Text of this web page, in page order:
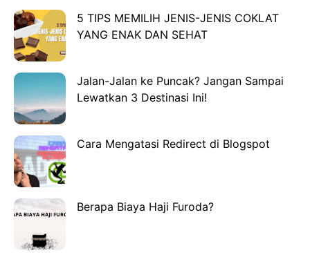
5 TIPS MEMILIH JENIS-JENIS COKLAT
YANG ENAK DAN SEHAT
Jalan-Jalan ke Puncak? Jangan Sampai
Lewatkan 3 Destinasi Ini!
Cara Mengatasi Redirect di Blogspot
Berapa Biaya Haji Furoda?